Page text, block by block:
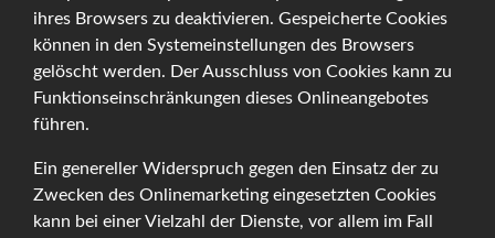
ihres Browsers zu deaktivieren. Gespeicherte Cookies
können in den Systemeinstellungen des Browsers
gelöscht werden. Der Ausschluss von Cookies kann zu
Funktionseinschränkungen dieses Onlineangebotes
führen.
Ein genereller Widerspruch gegen den Einsatz der zu
Zwecken des Onlinemarketing eingesetzten Cookies
kann bei einer Vielzahl der Dienste, vor allem im Fall